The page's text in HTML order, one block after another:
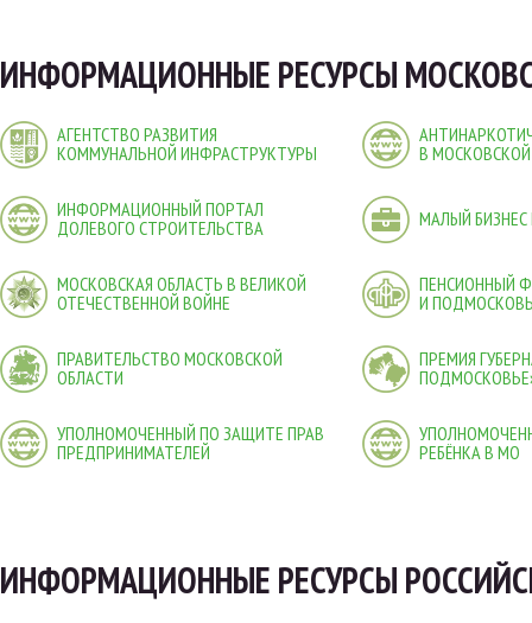
ИНФОРМАЦИОННЫЕ РЕСУРСЫ
АГЕНТСТВО РАЗВИТИЯ
КОММУНАЛЬНОЙ ИНФРАСТРУКТУРЫ
В
ИНФОРМАЦИОННЫЙ ПОРТАЛ
ДОЛЕВОГО СТРОИТЕЛЬСТВА
МАЛЫЙ
МОСКОВСКАЯ ОБЛАСТЬ В ВЕЛИКОЙ
ОТЕЧЕСТВЕННОЙ ВОЙНЕ
ПЕНСИОННЫЙ
И
ПРАВИТЕЛЬСТВО МОСКОВСКОЙ
ОБЛАСТИ
ПРЕМИЯ
УПОЛНОМОЧЕННЫЙ ПО ЗАЩИТЕ ПРАВ
ПРЕДПРИНИМАТЕЛЕЙ
РЕБЁНКА В МО
ИНФОРМАЦИОННЫЕ РЕСУРСЫ